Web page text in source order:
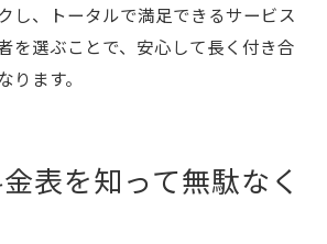
し、トータルで満足できるサービス
を選ぶことで、安心して長く付き合
ります。
表を知って無駄なく